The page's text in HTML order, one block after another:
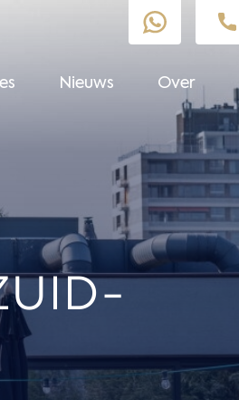
Nieuws Over